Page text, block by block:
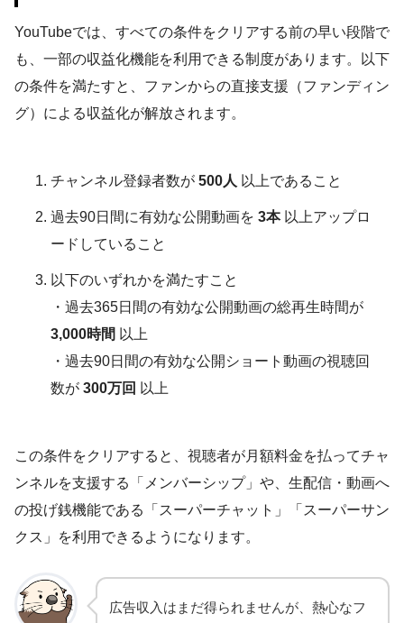
YouTubeでは、すべての条件をクリアする前の早い段階で
も、一部の収益化機能を利用できる制度があります。以下
の条件を満たすと、ファンからの直接支援（ファンディン
グ）による収益化が解放されます。
チャンネル登録者数が 500人 以上であること
過去90日間に有効な公開動画を 3本以上アップロ
ードしていること
以下のいずれかを満たすこと
・過去365日間の有効な公開動画の総再生時間が
3,000時間 以上
・過去90日間の有効な公開ショート動画の視聴回
数が 300万回 以上
この条件をクリアすると、視聴者が月額料金を払ってチャ
ンネルを支援する「メンバーシップ」や、生配信・動画へ
の投げ銭機能である「スーパーチャット」「スーパーサン
クス」を利用できるようになります。
広告収入はまだ得られませんが、熱心なフ